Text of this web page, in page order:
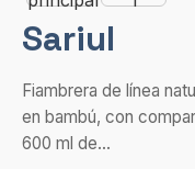
Sariul
Fiambrera de línea
en bambú, con
600 ml de...